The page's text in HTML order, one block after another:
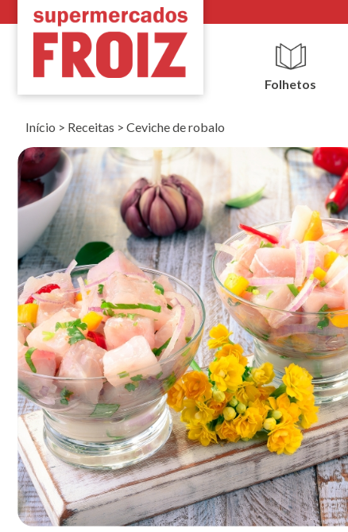
Folhetos
Início > Receitas > Ceviche de robalo